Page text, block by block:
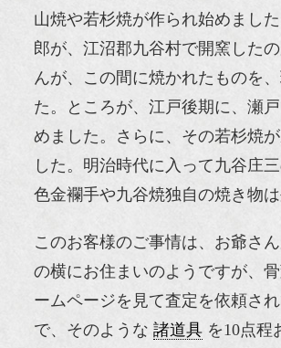
山焼や若杉焼が作られ始めまし
郎が、江沼郡九谷村で開窯した
んが、この間に焼かれたものを、
た。ところが、江戸後期に、瀬
めました。さらに、その若杉焼
した。明治時代に入って九谷庄
色金襴手や九谷焼独自の焼き物
このお客様のご事情は、お爺さ
の横にお住まいのようですが、
ームページを見て査定を依頼さ
で、そのような 諸道具 を10点程